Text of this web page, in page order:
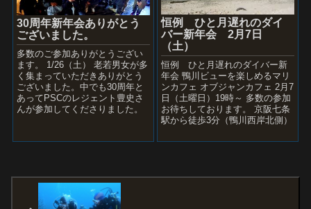
30周年新年会ありがとう
ございました。
多数のご参加ありがとうござい
ます。 1/26（土） 老若男女が多
く集まっていただきありがとう
ございました。中でも30周年と
あってPSCのレジェント豊史さ
んが参加してくださりました。
ー...
恒例 ひと月遅れのダイ
バー新年会 2月7日
（土）
恒例 ひと月遅れのダイバー新
年会 鴨川ビューを楽しめるマリ
ンカフェ オブジャンカフェ 2月7
日（土曜日）19時～ 多数の参加
お待ちしております。 京阪七条
駅から徒歩3分（鴨川西岸北側）
イビング新年会...